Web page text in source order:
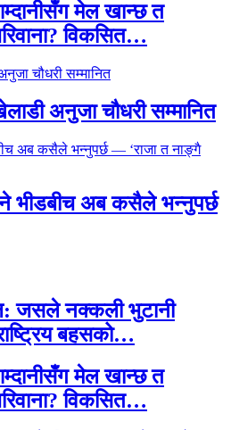
मेल खान्छ त
विकसित…
अनुजा चौधरी सम्मानित
भीडबीच अब कसैले भन्नुपर्छ
जसले नक्कली भुटानी
बहसको…
मेल खान्छ त
विकसित…